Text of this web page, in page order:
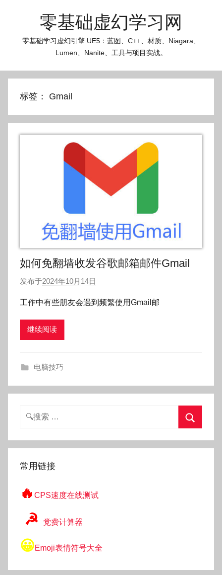
零基础虚幻学习网
零基础学习虚幻引擎 UE5：蓝图、C++、材质、Niagara、
Lumen、Nanite、工具与项目实战。
标签： Gmail
如何免翻墙收发谷歌邮箱邮件Gmail
发布于2024年10月14日
:
o
工作中有些朋友会遇到频繁使用Gmail邮
继续阅读
电脑技巧
搜
索
常用链接
🔥 CPS速度在线测试
☭ 党费计算器
😀Emoji表情符号大全